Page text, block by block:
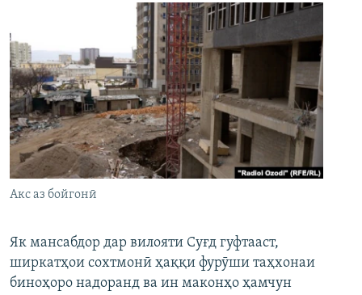
Акс аз бойгонӣ
Як мансабдор дар вилояти Суғд гуфтааст,
ширкатҳои сохтмонӣ ҳаққи фурӯши таҳхонаи
биноҳоро надоранд ва ин маконҳо ҳамчун